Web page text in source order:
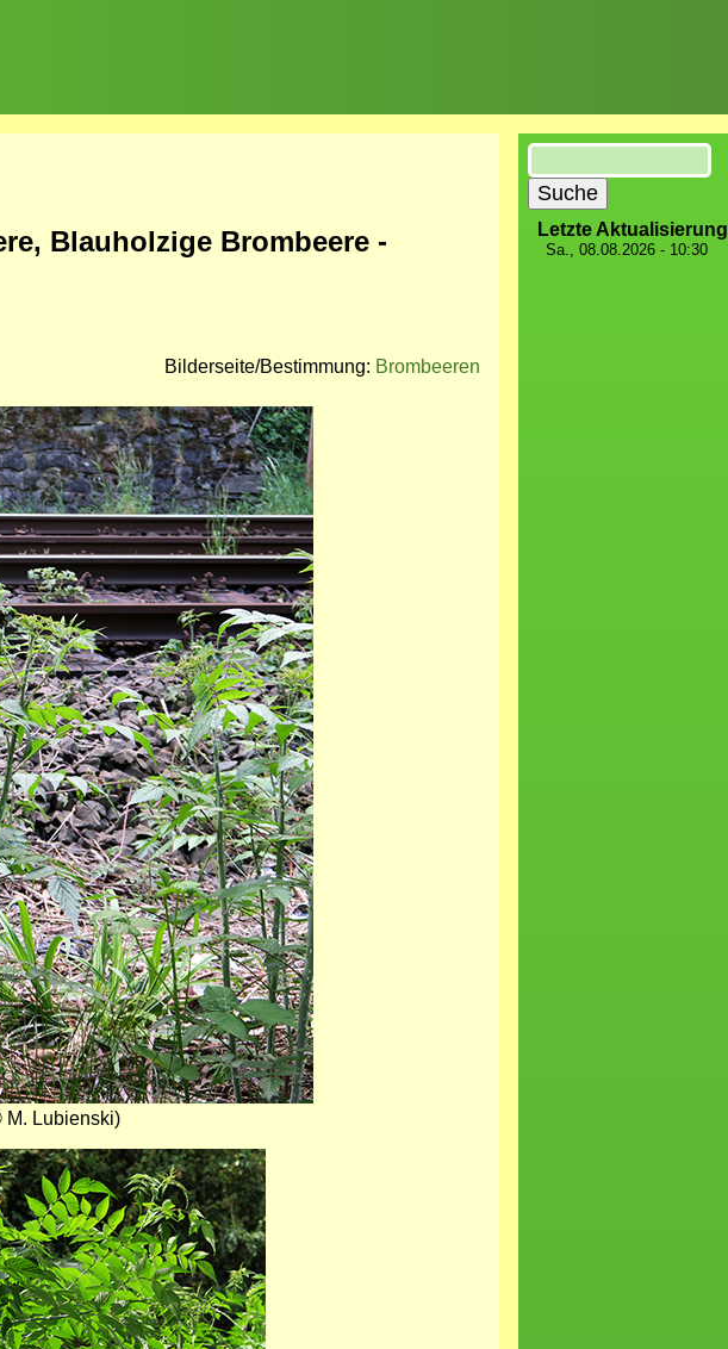
Blauholzige Brombeere -
Bilderseite/Bestimmung: Brombeeren
M. Lubienski)
Suche
Letzte Aktualisierung
Sa., 08.08.2026 - 10:30